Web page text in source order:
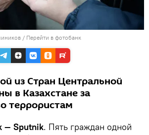
/ Перейти в фотобанк
из Стран Центральной
в Казахстане за
террористам
— Sputnik. Пять граждан одной